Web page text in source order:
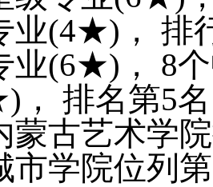
业(4★)， 排
业(6★)， 8
， 排名第5
蒙古艺术学
市学院位列